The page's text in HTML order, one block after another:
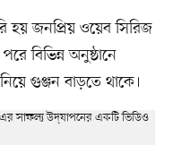
হয় জনপ্রিয় ওয়েব সিরিজ
বিভিন্ন অনুষ্ঠানে
গুঞ্জন বাড়তে থাকে।